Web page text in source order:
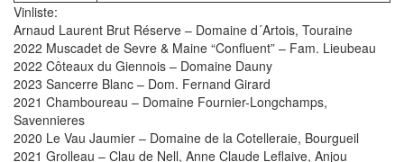
Vinliste:
Arnaud Laurent Brut Réserve – Domaine d´Artois, Touraine
2022 Muscadet de Sevre & Maine “Confluent” – Fam. Lieubeau
2022 Côteaux du Giennois – Domaine Dauny
2023 Sancerre Blanc – Dom. Fernand Girard
2021 Chamboureau – Domaine Fournier-Longchamps,
Savennieres
2020 Le Vau Jaumier – Domaine de la Cotelleraie, Bourgueil
2021 Grolleau – Clau de Nell, Anne Claude Leflaive, Anjou